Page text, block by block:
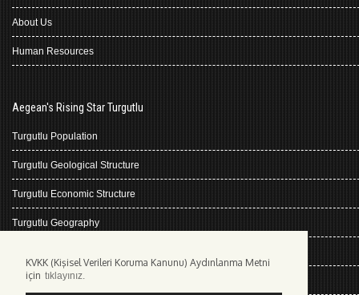
KVKK (Kişisel Verileri Koruma Kanunu) Aydınlanma Metni
için tıklayınız.
About Us
Human Resources
Aegean's Rising Star Turgutlu
Turgutlu Population
Turgutlu Geological Structure
Turgutlu Economic Structure
Turgutlu Geography
Climate Turgutlu